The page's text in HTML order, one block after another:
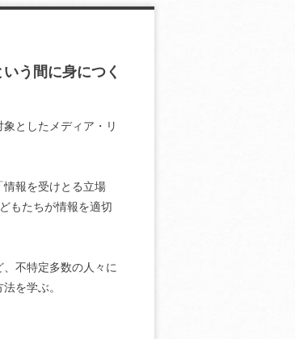
う間に身につく
としたメディア・リ
報を受けとる立場
もたちが情報を適切
不特定多数の人々に
を学ぶ。